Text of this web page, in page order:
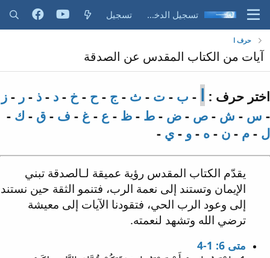
تسجيل الدخول تسجيل
حرف ا
آيات من الكتاب المقدس عن الصدقة
اختر حرف : ا - ب - ت - ث - ج - ح - خ - د - ذ - ر - ز
- س - ش - ص - ض - ط - ظ - ع - غ - ف - ق - ك -
ل - م - ن - ه - و - ي -
يقدّم الكتاب المقدس رؤية عميقة لـالصدقة تبني
الإيمان وتستند إلى نعمة الرب، فتنمو الثقة حين نستند
إلى وعود الرب الحي، فتقودنا الآيات إلى معيشة
ترضي الله وتشهد لنعمته.
متى 6: 1-4